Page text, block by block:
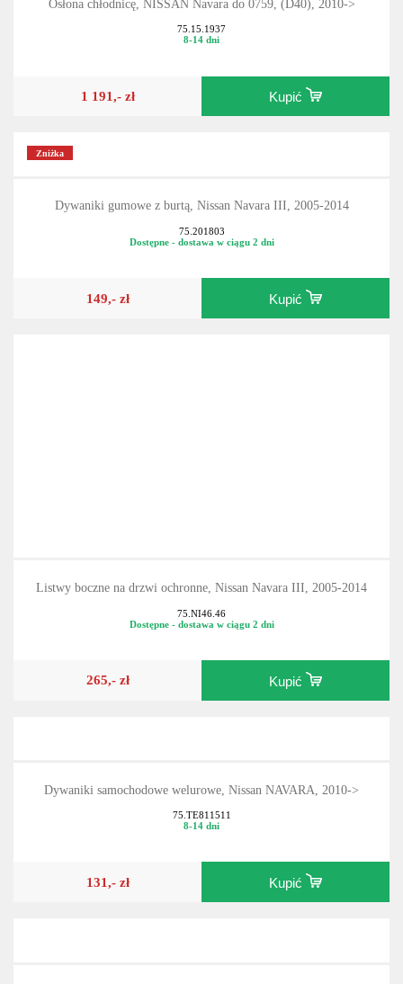
Osłona chłodnicę, NISSAN Navara do 0759, (D40), 2010->
75.15.1937
8-14 dni
1 191,- zł Kupić
Zniżka
Dywaniki gumowe z burtą, Nissan Navara III, 2005-2014
75.201803
Dostępne - dostawa w ciągu 2 dni
149,- zł Kupić
Listwy boczne na drzwi ochronne, Nissan Navara III, 2005-2014
Kupić
Dywaniki samochodowe welurowe, Nissan NAVARA, 2010->
Kupić